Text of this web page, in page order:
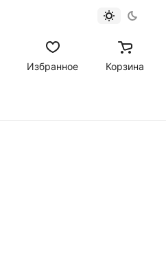
Избранное Корзина